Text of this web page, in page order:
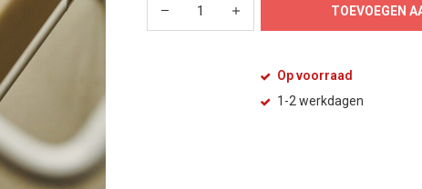
TOEVOEGEN
Op voorraad
1-2 werkdagen